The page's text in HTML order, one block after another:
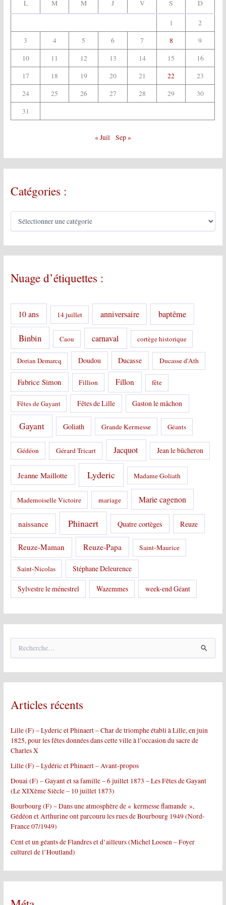
L M M J V S D
1
2
3
4 5 6 7 8
9
10
11 12 13 14 15
16
17
18 19 20 21 22
23
24
25 26 27 28 29
30
31
« Juil Sep »
Catégories :
é
g
r
s
Nuage d’étiquettes :
10 ans 14 juillet anniversaire baptême
Binbin Caou carnaval cortège historique
Dorian Demarcq Doudou Ducasse Ducasse d'Ath
Fabrice Simon Fillion Fillon fête
Fêtes de Gayant Fêtes de Lille Gaston le mâchon
Gayant Goliath Grande Kermesse Géants
Gédéon Gérard Tricart Jacquot Jean le bûcheron
Jeanne Maillotte Lyderic Madame Goliath
Mademoiselle Victoire mariage Marie cagenon
naissance Phinaert Quatre cortèges Reuze
Reuze-Maman Reuze-Papa Saint-Maurice
Saint-Nicolas Stéphane Deleurence
Sylvestre le ménestrel Wazemmes week-end Géant
h
e
c
r
:
Articles récents
Lille (F) – Lyderic et Phinaert – Char de triomphe établi à Lille, en juin
1825, pour les fêtes données dans cette ville à l’occasion du sacre de
Charles X
Lille (F) – Lydéric et Phinaert – Avant-propos
Douai (F) – Gayant et sa famille – 6 juillet 1873 – Les Fêtes de Gayant
(Le XIXème Siècle – 10 juillet 1873)
Bourbourg (F) – Dans une atmosphère de « kermesse flamande »,
Gédéon et Arthurine ont parcouru les rues de Bourbourg 1949 (Nord-
France 07/1949)
Cent et un géants de Flandres et d’ailleurs (Michel Loosen – Foyer
culturel de l’Houtland)